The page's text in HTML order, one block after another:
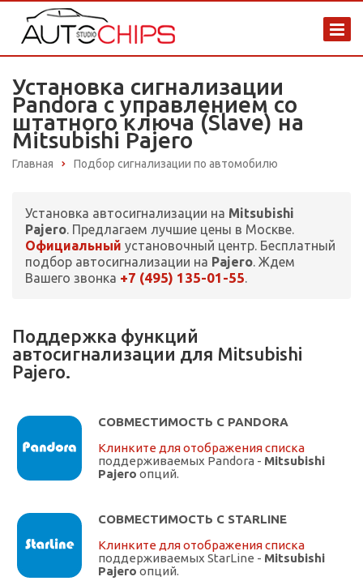
Установка сигнализации
Pandora с управлением со
штатного ключа (Slave) на
Mitsubishi Pajero
Главная Подбор сигнализации по автомобилю
Установка автосигнализации на Mitsubishi
Pajero. Предлагаем лучшие цены в Москве.
Официальный установочный центр. Бесплатный
подбор автосигнализации на Pajero. Ждем
Вашего звонка +7 (495) 135-01-55.
Поддержка функций
автосигнализации для Mitsubishi
Pajero.
СОВМЕСТИМОСТЬ С PANDORA
Клинките для отображения списка
поддерживаемых Pandora - Mitsubishi
Pajero опций.
СОВМЕСТИМОСТЬ С STARLINE
Клинките для отображения списка
поддерживаемых StarLine - Mitsubishi
Pajero опций.